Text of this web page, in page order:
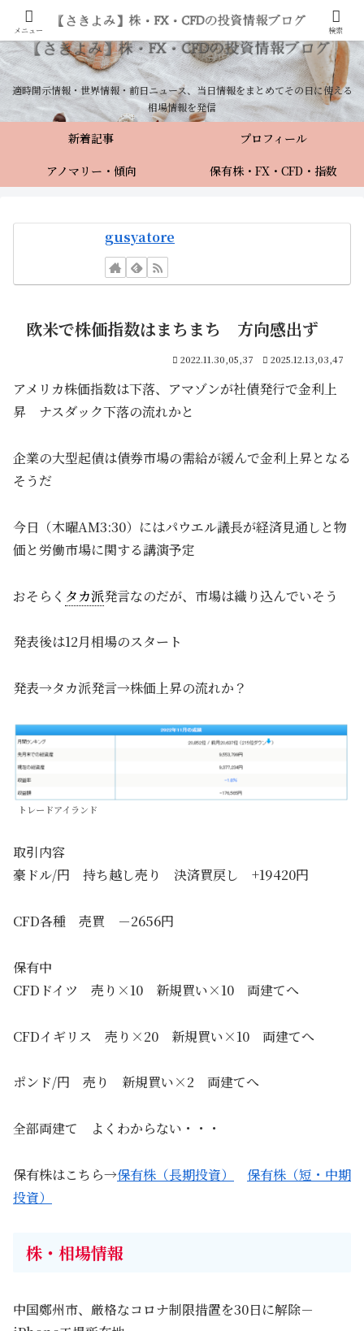
適時開示情報・世界情報・前日ニュース、当日情報をまとめてその日に使える
相場情報を発信
新着記事
プロフィール
アノマリー・傾向
保有株・FX・CFD・指数
gusyatore
欧米で株価指数はまちまち 方向感出ず
2022.11.30,05,37 2025.12.13,03,47
アメリカ株価指数は下落、アマゾンが社債発行で金利上
昇 ナスダック下落の流れかと
企業の大型起債は債券市場の需給が緩んで金利上昇となる
そうだ
今日（木曜AM3:30）にはパウエル議長が経済見通しと物
価と労働市場に関する講演予定
おそらく タカ派発言なのだが、市場は織り込んでいそう
発表後は12月相場のスタート
発表→タカ派発言→株価上昇の流れか？
トレードアイランド
取引内容
豪ドル/円 持ち越し売り 決済買戻し +19420円
CFD各種 売買 －2656円
保有中
CFDドイツ 売り×10 新規買い×10 両建てへ
CFDイギリス 売り×20 新規買い×10 両建てへ
ポンド/円 売り 新規買い×2 両建てへ
全部両建て よくわからない・・・
保有株はこちら→保有株（長期投資）
保有株（短・中期
投資）
株・相場情報
中国鄭州市、厳格なコロナ制限措置を30日に解除－
メニュー 検索